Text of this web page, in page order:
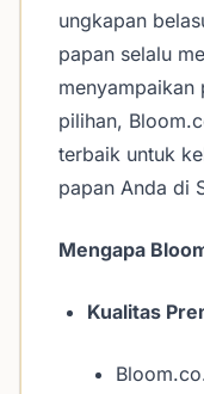
ungkapan
papan selalu
menyampaikan
pilihan,
terbaik untuk
papan Anda di
Mengapa
Kualitas